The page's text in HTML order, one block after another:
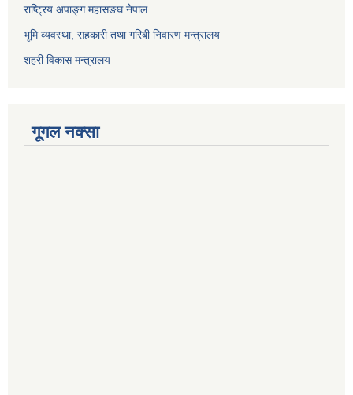
राष्ट्रिय अपाङ्ग महासङघ नेपाल
भूमि व्यवस्था, सहकारी तथा गरिबी निवारण मन्त्रालय
शहरी विकास मन्त्रालय
गूगल नक्सा